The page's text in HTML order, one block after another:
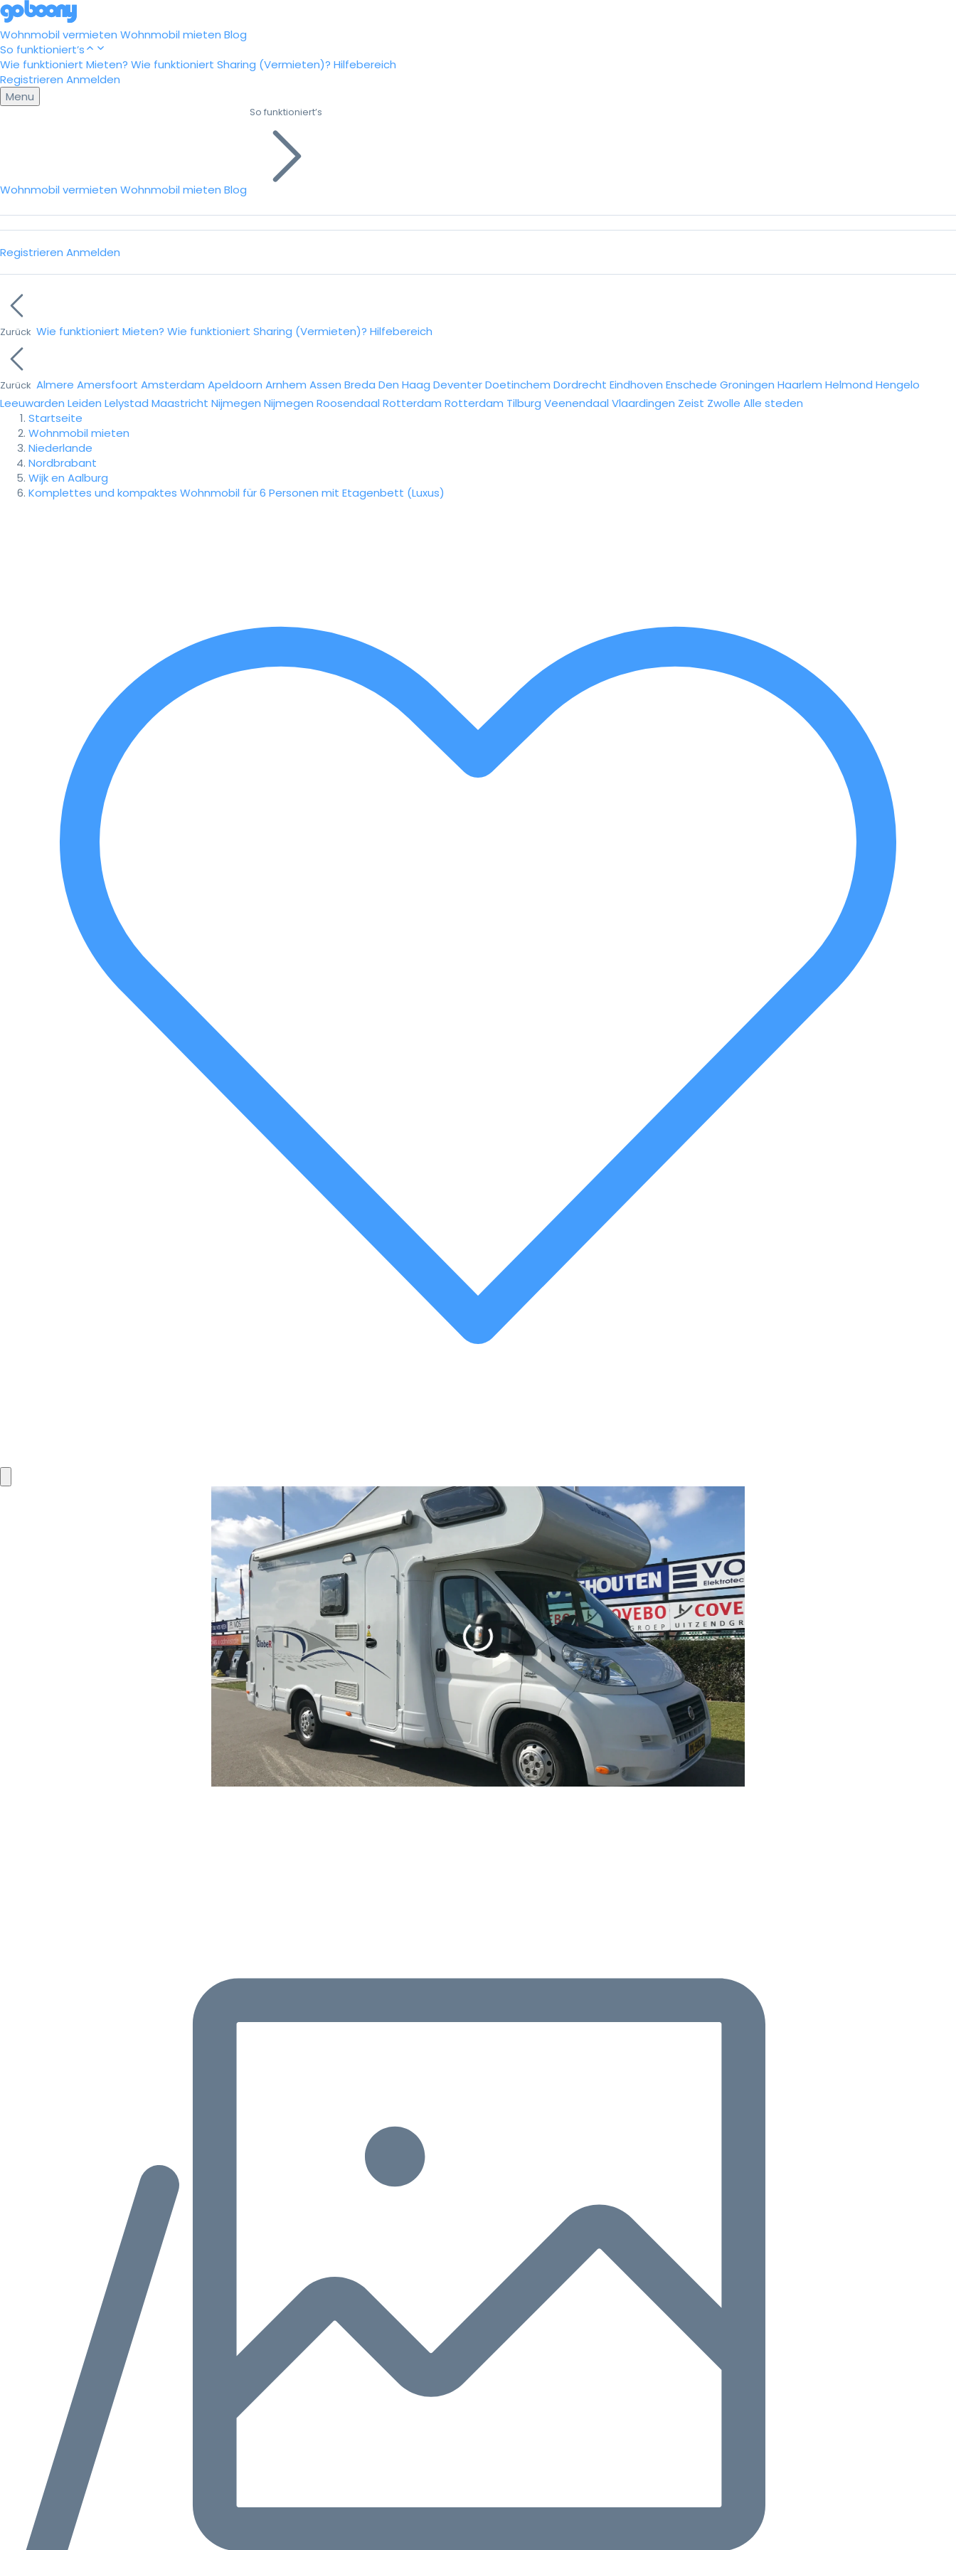
Wohnmobil vermieten Wohnmobil mieten Blog
So funktioniert’s
Wie funktioniert Mieten? Wie funktioniert Sharing (Vermieten)? Hilfebereich
Registrieren Anmelden
Menu
Wohnmobil vermieten Wohnmobil mieten Blog
So funktioniert’s
Registrieren Anmelden
Zurück Wie funktioniert Mieten? Wie funktioniert Sharing (Vermieten)? Hilfebereich
Zurück Almere Amersfoort Amsterdam Apeldoorn Arnhem Assen Breda Den Haag DeventerDoetinchem Dordrecht Eindhoven Enschede Groningen Haarlem Helmond Hengelo
Leeuwarden Leiden Lelystad Maastricht Nijmegen Nijmegen Roosendaal Rotterdam Rotterdam Tilburg Veenendaal Vlaardingen Zeist Zwolle Alle steden
Startseite
Wohnmobil mieten
Niederlande
Nordbrabant
Wijk en Aalburg
Komplettes und kompaktes Wohnmobil für 6 Personen mit Etagenbett (Luxus)